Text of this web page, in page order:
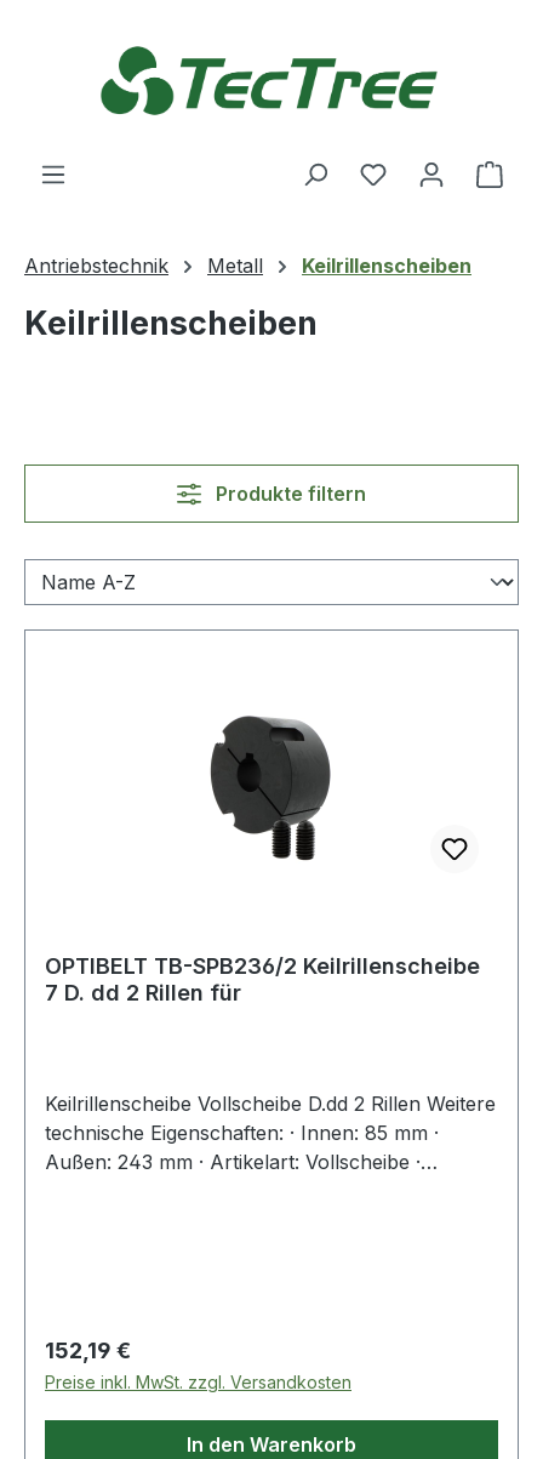
Du hast 0
Antriebstechnik Metall Keilrillenscheiben
Keilrillenscheiben
Produkte filtern
OPTIBELT TB-SPB236/2 Keilrillenscheibe
7 D. dd 2 Rillen für
Keilrillenscheibe Vollscheibe D.dd 2 Rillen Weitere
technische Eigenschaften: · Innen: 85 mm ·
Außen: 243 mm · Artikelart: Vollscheibe ·
Regulärer Preis:
152,19 €
Preise inkl. MwSt. zzgl. Versandkosten
In den Warenkorb